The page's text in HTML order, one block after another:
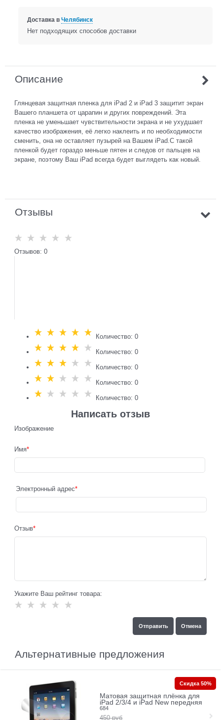
Доставка в Челябинск
Нет подходящих способов доставки
Описание
Глянцевая защитная пленка для iPad 2 и iPad 3 защитит экран
Вашего планшета от царапин и других повреждений. Эта
пленка не уменьшает чувствительности экрана и не ухудшает
качество изображения, её легко наклеить и по необходимости
сменить, она не оставляет пузырей на Вашем iPad.С такой
пленкой будет гораздо меньше пятен и следов от пальцев на
экране, поэтому Ваш iPad всегда будет выглядеть как новый.
Отзывы
Отзывов: 0
Количество: 0
Количество: 0
Количество: 0
Количество: 0
Количество: 0
Написать отзыв
Изображение
Имя
Электронный адрес
Отзыв
Укажите Ваш рейтинг товара:
Альтернативные предложения
Матовая защитная плёнка для
iPad 2/3/4 и iPad New передняя
684
450 руб
Скидка 50%